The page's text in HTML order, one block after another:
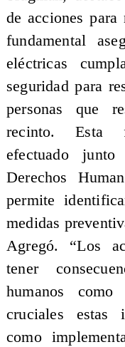
de acciones para
fundamental
eléctricas
seguridad para
personas que
recinto. Esta
efectuado
Derechos
permite
medidas
Agregó. “Los
tener
humanos
cruciales estas
como